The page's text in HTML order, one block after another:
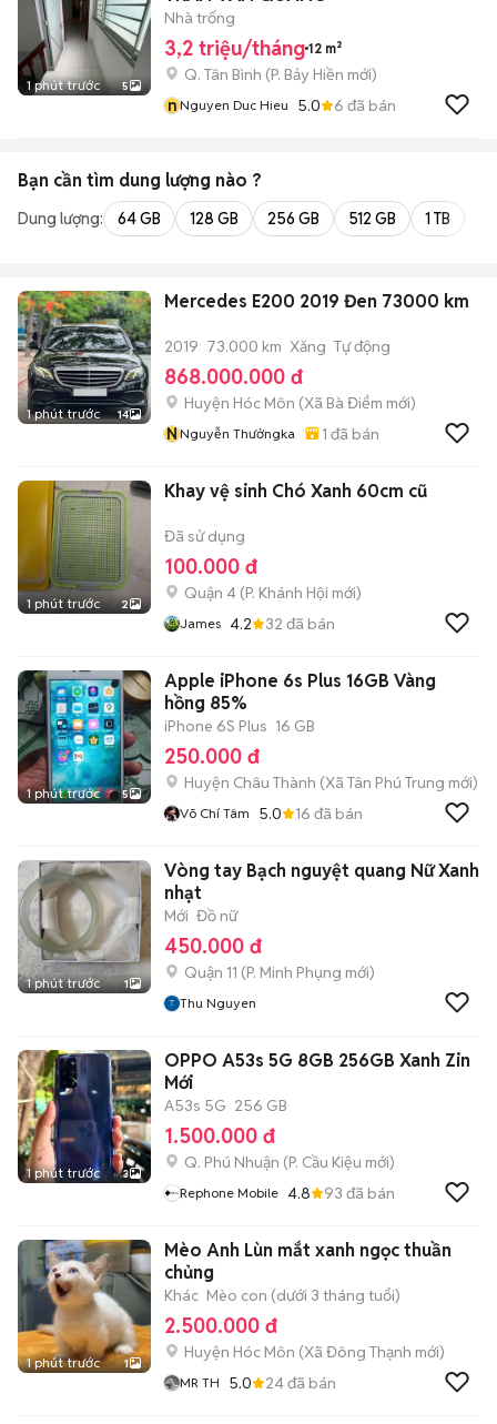
1 phút trước 5
Nhà trống
3,2 triệu/tháng 12 m²
Q. Tân Bình (P. Bảy Hiền mới)
nNguyen Duc Hieu 5.0 6 đã bán
Bạn cần tìm dung lượng nào ?
Dung lượng: 64 GB 128 GB 256 GB 512 GB 1 TB
1 phút trước 14
Mercedes E200 2019 Đen 73000 km
2019 73.000 km Xăng Tự động
868.000.000 đ
Huyện Hóc Môn (Xã Bà Điểm mới)
NNguyễn Thưởngka 1 đã bán
1 phút trước 2
Khay vệ sinh Chó Xanh 60cm cũ
Đã sử dụng
100.000 đ
Quận 4 (P. Khánh Hội mới)
James 4.2 32 đã bán
1 phút trước 5
Apple iPhone 6s Plus 16GB Vàng
hồng 85%
iPhone 6S Plus 16 GB
250.000 đ
Huyện Châu Thành (Xã Tân Phú Trung mới)
Võ Chí Tâm 5.0 16 đã bán
1 phút trước 1
Vòng tay Bạch nguyệt quang Nữ Xanh
nhạt
Mới Đồ nữ
450.000 đ
Quận 11 (P. Minh Phụng mới)
Thu Nguyen
1 phút trước 3
OPPO A53s 5G 8GB 256GB Xanh Zin
Mới
A53s 5G 256 GB
1.500.000 đ
Q. Phú Nhuận (P. Cầu Kiệu mới)
Rephone Mobile 4.8 93 đã bán
1 phút trước 1
Mèo Anh Lùn mắt xanh ngọc thuần
chủng
Khác Mèo con (dưới 3 tháng tuổi)
2.500.000 đ
Huyện Hóc Môn (Xã Đông Thạnh mới)
MR TH 5.0 24đã bán